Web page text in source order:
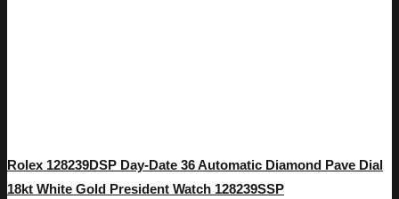
Rolex 128239DSP Day-Date 36 Automatic Diamond Pave Dial
18kt White Gold President Watch 128239SSP